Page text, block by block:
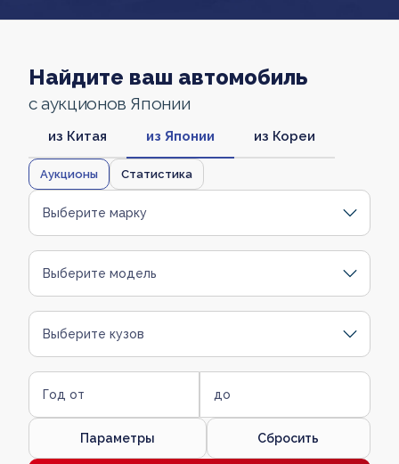
Найдите ваш автомобиль
с аукционов Японии
из Китая из Японии из Кореи
Аукционы Статистика
Выберите марку
Выберите модель
Выберите кузов
Год от до
Параметры Сбросить